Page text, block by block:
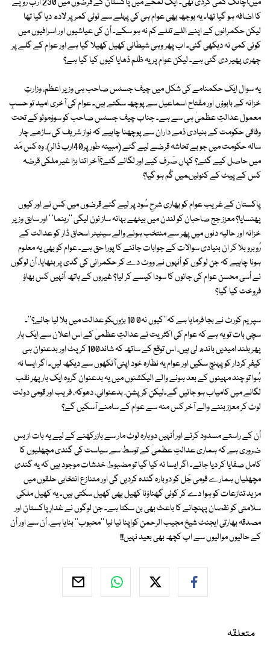
کا اضافہ ہو گیا تھا۔ یہ بوجھ بھی عوام ہی کی پہلے سے ٹوٹی کمر پر لادھ دیا گیا تھا
لیکن حکمرانوں کے اپنے اللے تللے کم نہ ہو سکے۔ اُن کی عیاشیوں اور اسرافیوں میں
کوئی کمی نہ دیکھی گئی۔ اب پھر وہی شیطانی کھیل کھیلا گیا ہے اور عوام کے گلے پر
چھری پھیر دی گئی ہے۔ لیکن عوام پریہ ظلم ڈھایا کیوں کیا گیا ہے؟
یہ سوال ایک حکمنامے کی شکل میں چیف جسٹس صاحب ہی وزیر اعظم، وزارتِ
خزانہ کے بابوؤں اور مفتاح اسماعیل سے پوچھ سکتے ہیں۔ عوام کی آخری امید تو حسبِ
معمول عدالتِ عظمیٰ ہی سے ہے۔ جناب چیف جسٹس صاحب کو سوؤموٹو کے تحت
وفاقی حکومت کے بنیادی ذمے داران سے پوچھنا چاہیے کہ نواز شریف کی ساڑھے چار
سالہ حکومت میں جو بے تحاشہ قرضے لیے گئے (مبینہ طور پر40ارب ڈالر)، وہ کس مَد
میں حاصل کیے گئے؟ کہاں صَرف کیے اور لگائے گئے؟آخر اتنا بڑا غیر ملکی قرضہ
کس کے پیٹ کے کنوئیںمیں گُم ہو گیا؟
پاکستان کے غریب عوام کو بھاری شرحِ سُود پر لیے گئے قرضوں میں کس نے اور کیوں
پھنسایا؟ معزز جج صاحبان کو لندن میں بیٹھے بہانہ ساز نون لیگی ''رہنما' ' اور سابق وزیر
خزانہ اور حالیہ دنوں میں پھر سے منتخب ہونے والے سینیٹر اسحاق ڈار کو عدالت کے
رُوبرو بلا کر ان بنیادی سوالات کے جوابات جاننے کا پورا حق ہے۔ عوام کو بھی یہ معلوم
ہونا چاہیے کہ جن لوگوں کو اُنہوں نے ووٹ دے کر حکمرانی کی گدی پر بٹھایا، اُن لوگوں
نے اُسی محسن عوام کی جانوں کا سودا کیسے کر لیا؟ غیروں کے ہاتھ اُنہیں کس بھاؤ
فروخت کیا گیا؟
سپریم کورٹ نے بجا فرمایا ہے کہ''کیوں نہ0 10 بڑوںکو عدالت میں بلا لیا جائے؟''۔
سچی بات تو یہ ہے کہ عوام کی اکثریت نے عدالتِ عظمیٰ کے اس اعلان سے ایک بار
پھر بلند امیدیں باندھ لی ہیں، اس توقع کے ساتھ کہ شائد100 کرپٹ اور بدعنوان ہی
کیفرِ کردار کو پہنچ سکیں اور عوام یہ نظارہ خود اپنی آنکھوں سے دیکھ لیں۔ اگر ایسا نہ
ہُوا تو چند مہینوں کے بعد ہونے والے الیکشنوں میں یہ بدعنوان گروہ ایک بار پھر نقب
لگانے میں کامیاب ہو جائیں گے۔لیکن کرپشن، بدعنوانی، دھوکہ، فریب اور قومی دولت
لوٹ کر معزز بننے والے آخر کس منہ سے عوام کے سامنے آسکیں گے؟
اُن کے راستے مسدود کرنے اور اُنہیں دوبارہ لوٹ مار سے بازرکھنے کے لیے یہ بات از بس
ضروری ہے کہ ہماری عدالتِ عظمیٰ کے توسط سے سیاست کی گندی مچھلیوں کا
کامل صفایا کر دیا جائے۔ اگر ایسا نہ کیا گیا تو مضبوط خدشات موجود ہیں کہ یہ گندی
مچھلیاں ہمارے قومی جَل کو دوبارہ گندہ کردیں گی اور متنازع انتخابی حلقوں میں
مزید تنازعات کو ہوا دے کر کوئی گھناؤنا کھیل بھی کھیل سکتی ہیں۔ یہ کھیل ملکی
سلامتی کو نقصان پہنچانے کا باعث بھی بن سکتا ہے۔ جن لوگوں نے غدارِ پاکستان اور
مصدقہ بھارتی ایجنٹ شیخ مجیب الرحمن کواپنا نیا نیا ''محبوب'' بنایا ہے، اُن سے اور اُن
کے حالیوں موالیوں سے اب کچھ بھی بعید نہیں!!
متعلقہ